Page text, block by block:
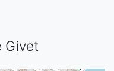
Givet